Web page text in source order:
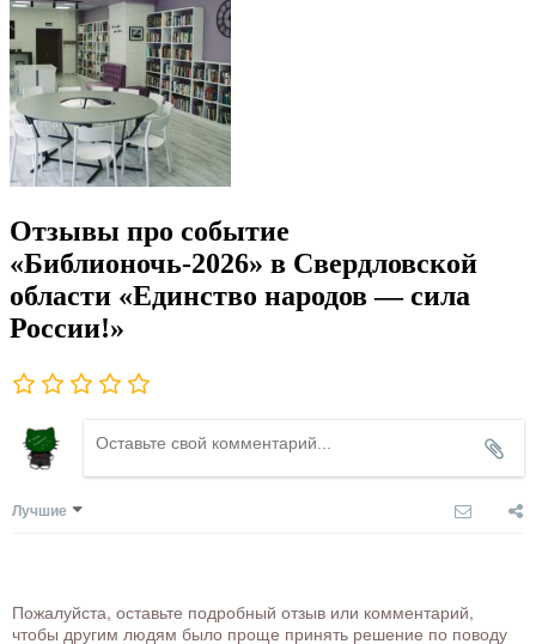
Отзывы про событие
«Библионочь-2026» в Свердловской
области «Единство народов — сила
России!»
Лучшие
Пожалуйста, оставьте подробный отзыв или комментарий,
чтобы другим людям было проще принять решение по поводу